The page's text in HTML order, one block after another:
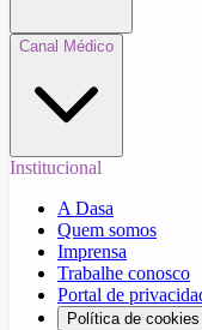
Canal Médico
Institucional
A Dasa
Quem somos
Imprensa
Trabalhe conosco
Portal de
Política de cookies